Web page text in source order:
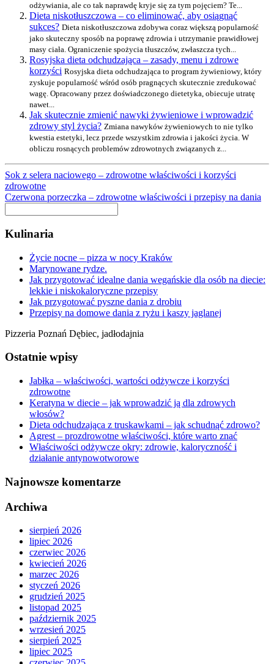
odżywiania, ale co tak naprawdę kryje się za tym pojęciem? Te...
Dieta niskotłuszczowa – co eliminować, aby osiągnąć
sukces? Dieta niskotłuszczowa zdobywa coraz większą popularność
jako skuteczny sposób na poprawę zdrowia i utrzymanie prawidłowej
masy ciała. Ograniczenie spożycia tłuszczów, zwłaszcza tych...
Rosyjska dieta odchudzająca – zasady, menu i zdrowe
korzyści Rosyjska dieta odchudzająca to program żywieniowy, który
zyskuje popularność wśród osób pragnących skutecznie zredukować
wagę. Opracowany przez doświadczonego dietetyka, obiecuje utratę
nawet...
Jak skutecznie zmienić nawyki żywieniowe i wprowadzić
zdrowy styl życia? Zmiana nawyków żywieniowych to nie tylko
kwestia estetyki, lecz przede wszystkim zdrowia i jakości życia. W
obliczu rosnących problemów zdrowotnych związanych z...
Sok z selera naciowego – zdrowotne właściwości i korzyści
zdrowotne
Czerwona porzeczka – zdrowotne właściwości i przepisy na dania
Kulinaria
Życie nocne – pizza w nocy Kraków
Marynowane rydze.
Jak przygotować idealne dania wegańskie dla osób na diecie:
lekkie i niskokaloryczne przepisy
Jak przygotować pyszne dania z drobiu
Przepisy na domowe dania z ryżu i kaszy jaglanej
Pizzeria Poznań Dębiec, jadłodajnia
Ostatnie wpisy
Jabłka – właściwości, wartości odżywcze i korzyści
zdrowotne
Keratyna w diecie – jak wprowadzić ją dla zdrowych
włosów?
Dieta odchudzająca z truskawkami – jak schudnąć zdrowo?
Agrest – prozdrowotne właściwości, które warto znać
Właściwości odżywcze okry: zdrowie, kaloryczność i
działanie antynowotworowe
Najnowsze komentarze
Archiwa
sierpień 2026
lipiec 2026
czerwiec 2026
kwiecień 2026
marzec 2026
styczeń 2026
grudzień 2025
listopad 2025
październik 2025
wrzesień 2025
sierpień 2025
lipiec 2025